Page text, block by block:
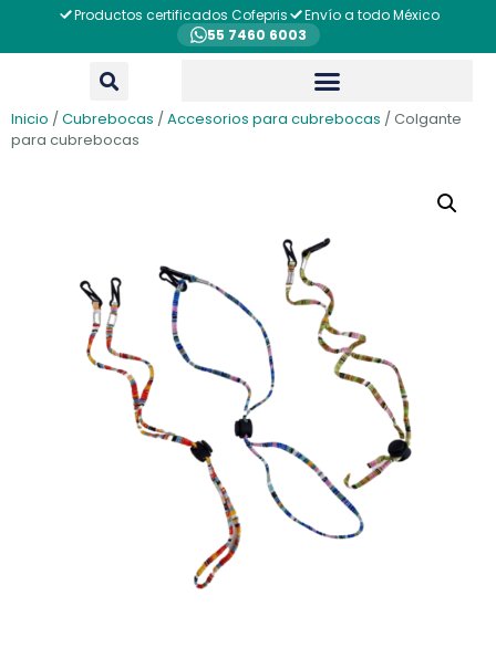
Productos certificados Cofepris
Envío a todo México
55 7460 6003
Inicio /Cubrebocas /Accesorios para cubrebocas / Colgante
para cubrebocas